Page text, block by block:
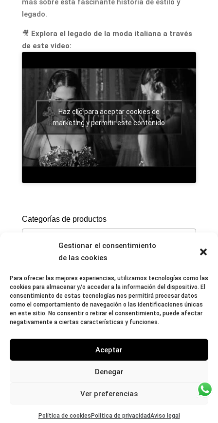
Gestionar el consentimiento
de las cookies
Para ofrecer las mejores experiencias, utilizamos tecnologías como las
cookies para almacenar y/o acceder a la información del dispositivo. El
consentimiento de estas tecnologías nos permitirá procesar datos
como el comportamiento de navegación o las identificaciones únicas
en este sitio. No consentir o retirar el consentimiento, puede afectar
negativamente a ciertas características y funciones.
Aceptar
Denegar
Ver preferencias
Política de cookies Política de privacidadAviso legal
legado.
🎥 Explora el legado de la moda italiana a través
de este video:
Haz clic para aceptar cookies de
marketing y permitir este contenido
Categorías de productos
No hay productos en el carrito.
Devolución y reembolso
Política de cookies
Mapa del sitio
Fashion Art Academy © 2024